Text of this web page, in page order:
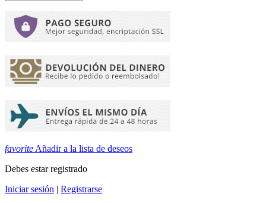
favorite Añadir a la lista de deseos
Debes estar registrado
Iniciar sesión | Registrarse